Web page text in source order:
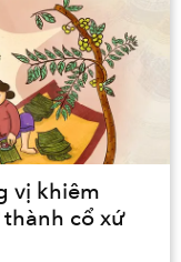
vị khiêm
cổ xứ